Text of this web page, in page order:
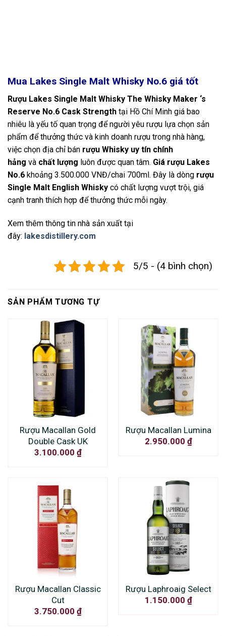
Mua Lakes Single Malt Whisky No.6 giá tốt
Rượu Lakes Single Malt Whisky The Whisky Maker ‘s
Reserve No.6 Cask Strength tại Hồ Chí Minh giá bao
nhiêu là yếu tố quan trọng để người yêu rượu lựa chọn sản
phẩm để thưởng thức và kinh doanh rượu trong nhà hàng,
việc chọn địa chỉ bán rượu Whisky uy tín chính
hảng và chất lượng luôn được quan tâm. Giá rượu Lakes
No.6 khoảng 3.500.000 VNĐ/chai 700ml. Đây là dòng rượu
Single Malt English Whisky có chất lượng vượt trội, giá
cạnh tranh thích hợp để thưởng thức mỗi ngày.
Xem thêm thông tin nhà sản xuất tại
đây: lakesdistillery.com
5/5 - (4 bình chọn)
SẢN PHẨM TƯƠNG TỰ
Rượu Macallan Gold
Double Cask UK
3.100.000 ₫
Rượu Macallan Lumina
2.950.000 ₫
Rượu Macallan Classic
Cut
3.750.000 ₫
Rượu Laphroaig Select
1.150.000 ₫